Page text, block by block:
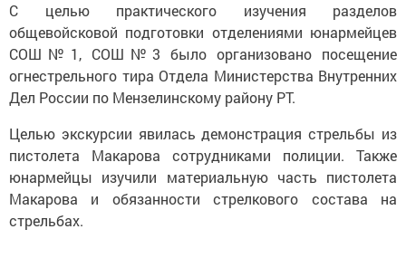
С целью практического изучения разделов
общевойсковой подготовки отделениями юнармейцев
СОШ№1, СОШ№3 было организовано посещение
огнестрельного тира Отдела Министерства Внутренних
Дел России по Мензелинскому району РТ.
Целью экскурсии явилась демонстрация стрельбы из
пистолета Макарова сотрудниками полиции. Также
юнармейцы изучили материальную часть пистолета
Макарова и обязанности стрелкового состава на
стрельбах.